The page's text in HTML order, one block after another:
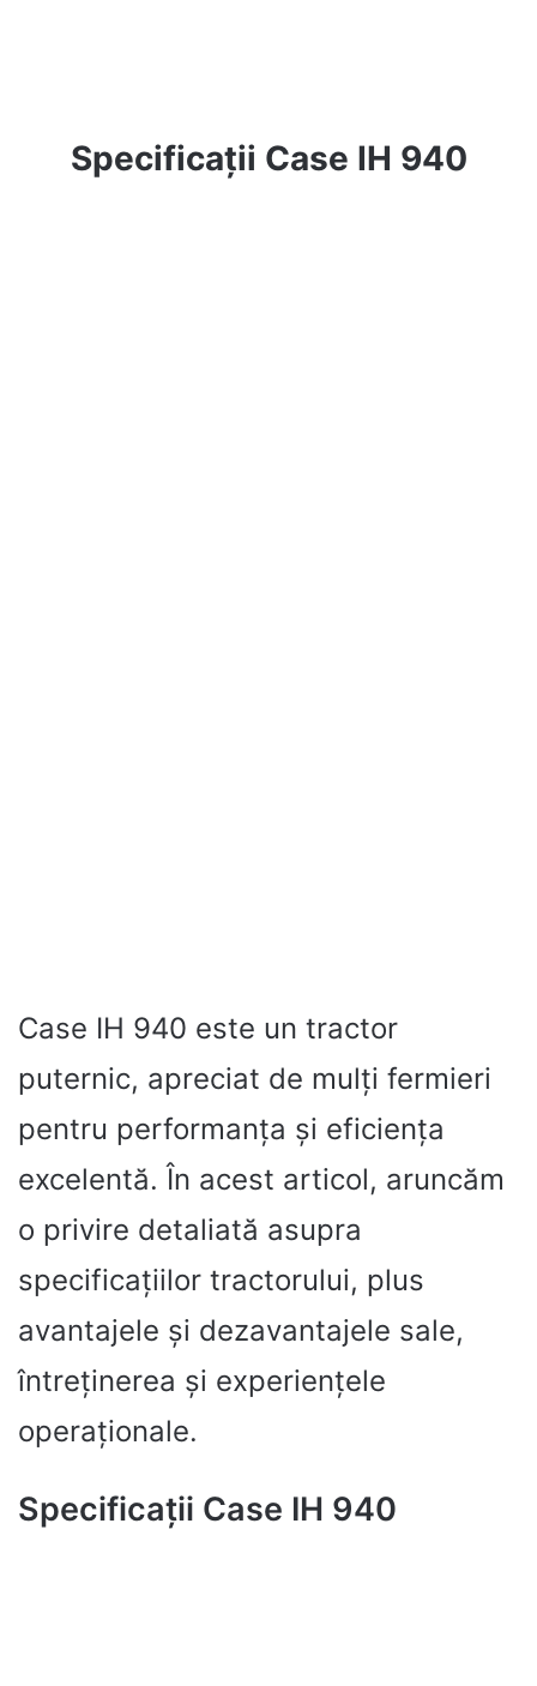
Specificații Case IH 940
Case IH 940 este un tractor
puternic, apreciat de mulți fermieri
pentru performanța și eficiența
excelentă. În acest articol, aruncăm
o privire detaliată asupra
specificațiilor tractorului, plus
avantajele și dezavantajele sale,
întreținerea și experiențele
operaționale.
Specificații Case IH 940